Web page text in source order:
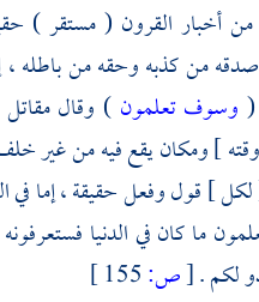
أخبار القرون ( مستقر )
صدقه من كذبه وحقه من باطله ،
( وسوف تعلمون) وقالمقاتل
] ومكان يقع فيه من غير
] قول وفعل حقيقة ، إما في
ما كان في الدنيا
لكم .[ص: